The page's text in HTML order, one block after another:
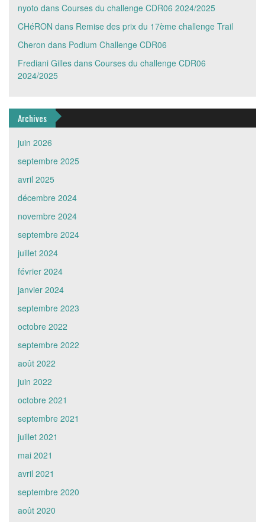
nyoto dans Courses du challenge CDR06 2024/2025
CHéRON dans Remise des prix du 17ème challenge Trail
Cheron dans Podium Challenge CDR06
Frediani Gilles dans Courses du challenge CDR06
2024/2025
Archives
juin 2026
septembre 2025
avril 2025
décembre 2024
novembre 2024
septembre 2024
juillet 2024
février 2024
janvier 2024
septembre 2023
octobre 2022
septembre 2022
août 2022
juin 2022
octobre 2021
septembre 2021
juillet 2021
mai 2021
avril 2021
septembre 2020
août 2020